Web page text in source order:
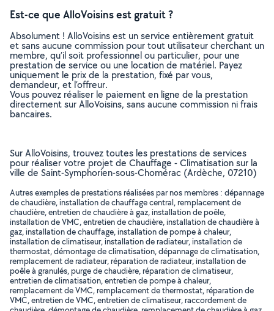
Est-ce que AlloVoisins est gratuit ?
Absolument ! AlloVoisins est un service entièrement gratuit
et sans aucune commission pour tout utilisateur cherchant un
membre, qu’il soit professionnel ou particulier, pour une
prestation de service ou une location de matériel. Payez
uniquement le prix de la prestation, fixé par vous,
demandeur, et l’offreur.
Vous pouvez réaliser le paiement en ligne de la prestation
directement sur AlloVoisins, sans aucune commission ni frais
bancaires.
Sur AlloVoisins, trouvez toutes les prestations de services
pour réaliser votre projet de Chauffage - Climatisation sur la
ville de Saint-Symphorien-sous-Chomérac (Ardèche, 07210)
Autres exemples de prestations réalisées par nos membres : dépannage
de chaudière, installation de chauffage central, remplacement de
chaudière, entretien de chaudière à gaz, installation de poêle,
installation de VMC, entretien de chaudière, installation de chaudière à
gaz, installation de chauffage, installation de pompe à chaleur,
installation de climatiseur, installation de radiateur, installation de
thermostat, démontage de climatisation, dépannage de climatisation,
remplacement de radiateur, réparation de radiateur, installation de
poêle à granulés, purge de chaudière, réparation de climatiseur,
entretien de climatisation, entretien de pompe à chaleur,
remplacement de VMC, remplacement de thermostat, réparation de
VMC, entretien de VMC, entretien de climatiseur, raccordement de